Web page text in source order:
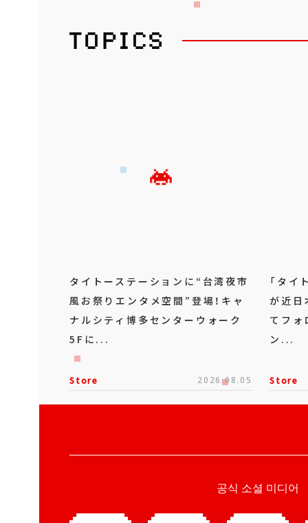
タイトーステーションに“台湾夜市
風お祭りエンタメ空間”登場！キャ
ナルシティ博多センターウォーク
5Fに...
Store 2026.08.05
「タイ
が近日
てフォ
ン...
Store
공식 소셜 미디어